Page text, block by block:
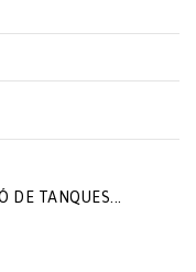
DE TANQUES...